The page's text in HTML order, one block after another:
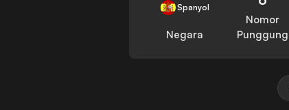
Spanyol
Negara
Nomor
Punggung